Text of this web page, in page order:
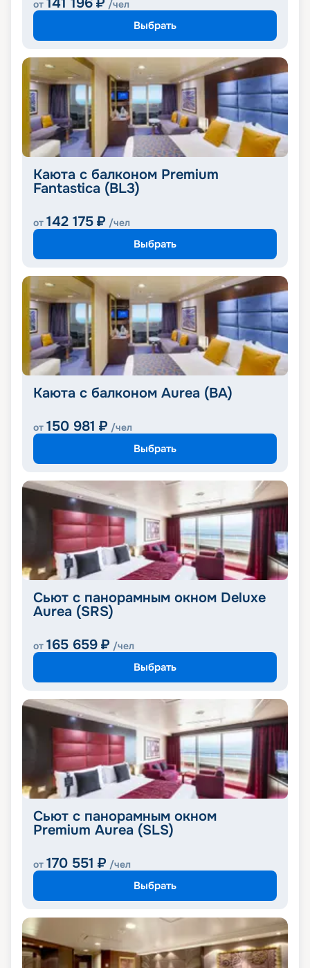
от /чел
Выбрать
Каюта с балконом Premium
Fantastica (BL3)
от 142 175 ₽ /чел
Выбрать
Каюта с балконом Aurea (BA)
от 150 981 ₽ /чел
Выбрать
Сьют с панорамным окном Deluxe
Aurea (SRS)
от 165 659 ₽ /чел
Выбрать
Сьют с панорамным окном
Premium Aurea (SLS)
от 170 551 ₽ /чел
Выбрать